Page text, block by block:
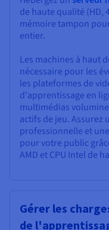
de haute qualité (HD,
mémoire tampon
entier.
Les machines à haut
nécessaire pour les
les plateformes de
d'apprentissage en
multimédias
actifs de jeu. Assurez
professionnelle et
pour votre public
AMD et CPU Intel de
Gérer les
de